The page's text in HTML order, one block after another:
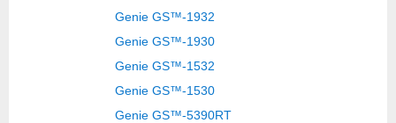
Genie GS™-1932
Genie GS™-1930
Genie GS™-1532
Genie GS™-1530
Genie GS™-5390RT